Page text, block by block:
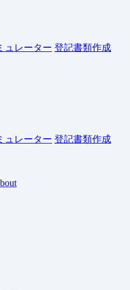
ュレーター 登記書類作成
ュレーター 登記書類作成